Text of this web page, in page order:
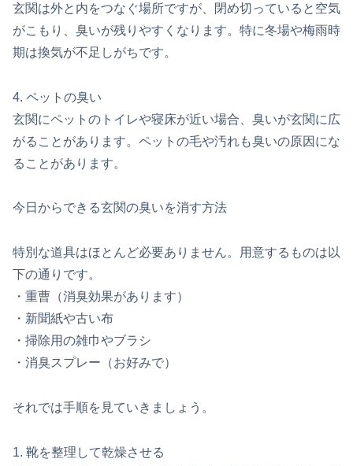
玄関は外と内をつなぐ場所ですが、閉め切っていると空気
がこもり、臭いが残りやすくなります。特に冬場や梅雨時
期は換気が不足しがちです。
4. ペットの臭い
玄関にペットのトイレや寝床が近い場合、臭いが玄関に広
がることがあります。ペットの毛や汚れも臭いの原因にな
ることがあります。
今日からできる玄関の臭いを消す方法
特別な道具はほとんど必要ありません。用意するものは以
下の通りです。
・重曹（消臭効果があります）
・新聞紙や古い布
・掃除用の雑巾やブラシ
・消臭スプレー（お好みで）
それでは手順を見ていきましょう。
1. 靴を整理して乾燥させる